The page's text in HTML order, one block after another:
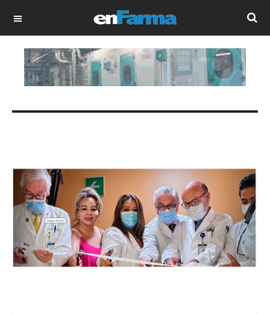
OFF CANVAS